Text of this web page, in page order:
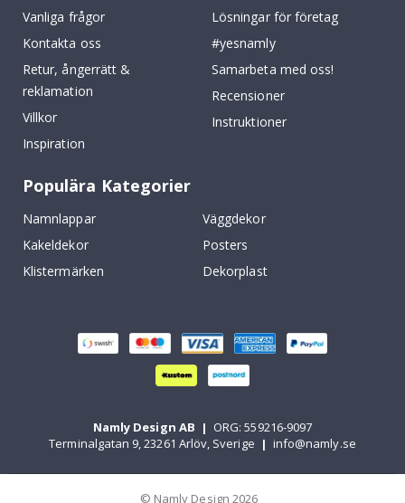
Vanliga frågor
Kontakta oss
Retur, ångerrätt &
reklamation
Villkor
Inspiration
Lösningar för företag
#yesnamly
Samarbeta med oss!
Recensioner
Instruktioner
Populära Kategorier
Namnlappar
Väggdekor
Kakeldekor
Posters
Klistermärken
Dekorplast
Namly Design AB | ORG: 559216-9097
Terminalgatan 9, 23261 Arlöv, Sverige | info@namly.se
© Namly Design 2026